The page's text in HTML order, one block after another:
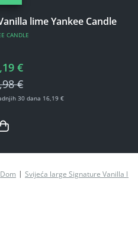
lime Yankee Candle
CANDLE
€
€
30 dana 16,19 €
Dom Svijeća large Signature Vanilla